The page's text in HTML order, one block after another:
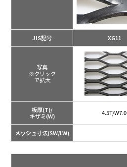
JIS記号 XG11
写真
※クリック
で拡大
板厚(T)/
キザミ(W)
4.5T/W7.0
メッシュ寸法(SW/LW)